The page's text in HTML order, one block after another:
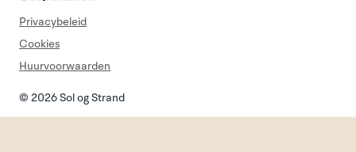
© 2026 Sol og Strand
Privacybeleid
Cookies
Huurvoorwaarden